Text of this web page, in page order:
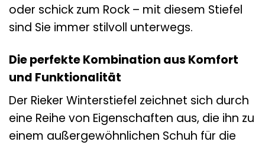
oder schick zum Rock – mit diesem Stiefel
sind Sie immer stilvoll unterwegs.
Die perfekte Kombination aus Komfort
und Funktionalität
Der Rieker Winterstiefel zeichnet sich durch
eine Reihe von Eigenschaften aus, die ihn zu
einem außergewöhnlichen Schuh für die